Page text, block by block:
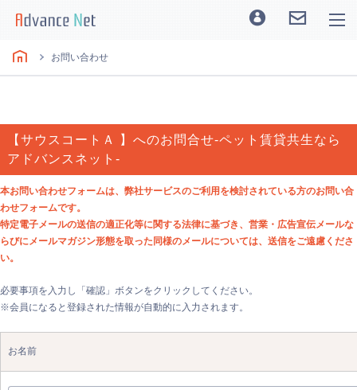
お問い合わせ
【サウスコートＡ 】へのお問合せ-ペット賃貸共生なら
アドバンスネット-
本お問い合わせフォームは、弊社サービスのご利用を検討されている方のお問い合
わせフォームです。
特定電子メールの送信の適正化等に関する法律に基づき、営業・広告宣伝メールな
らびにメールマガジン形態を取った同様のメールについては、送信をご遠慮くださ
い。
必要事項を入力し「確認」ボタンをクリックしてください。
※会員になると登録された情報が自動的に入力されます。
お名前